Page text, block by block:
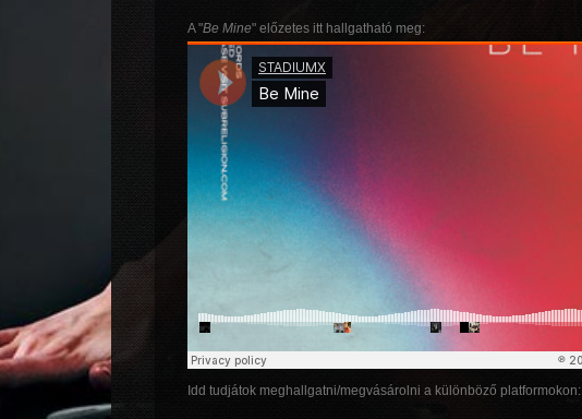
A "Be Mine" előzetes itt hallgatható meg:
Idd tudjátok meghallgatni/megvásárolni a különböző platformokon: